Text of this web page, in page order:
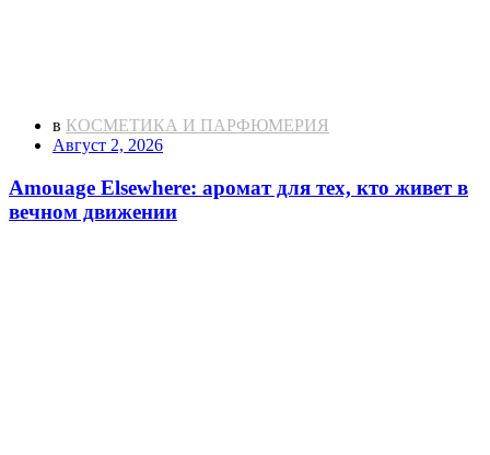
в КОСМЕТИКА И ПАРФЮМЕРИЯ
Август 2, 2026
Amouage Elsewhere: аромат для тех, кто живет в
вечном движении